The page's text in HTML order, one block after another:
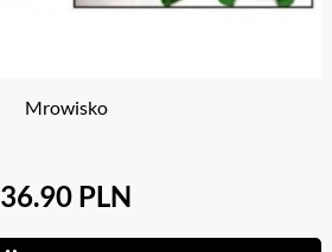
Mrowisko
36.90 PLN